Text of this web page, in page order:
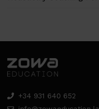
+34 931 640 652